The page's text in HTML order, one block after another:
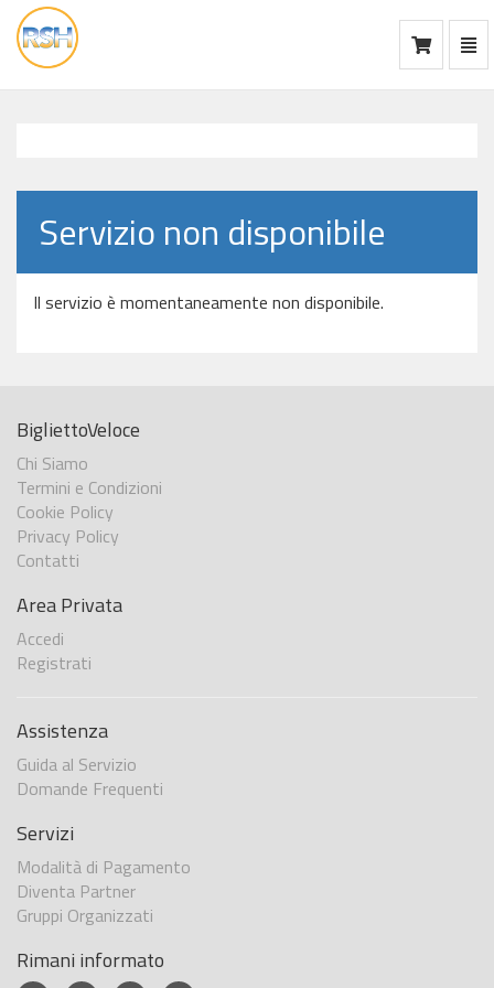
vai
alla
Servizio non disponibile
Il servizio è momentaneamente non disponibile.
BigliettoVeloce
Chi Siamo
Termini e Condizioni
Cookie Policy
Privacy Policy
Contatti
Area Privata
Accedi
Registrati
Assistenza
Guida al Servizio
Domande Frequenti
Servizi
Modalità di Pagamento
Diventa Partner
Gruppi Organizzati
Rimani informato